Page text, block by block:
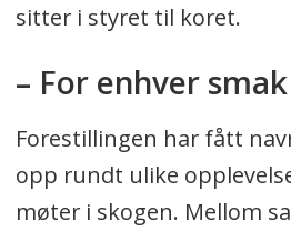
sitter i styret til koret.
– For enhver smak
Forestillingen har fått
opp rundt ulike
møter i skogen. Mellom